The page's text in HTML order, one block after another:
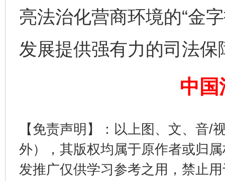
亮法治化营商环境的“金
发展提供强有力的司法保
中国
【免责声明】：以上图、文、音/
外），其版权均属于原作者或归
发推广仅供学习参考之用，禁止
完善运行机制助力责任有效落实 一纸欠